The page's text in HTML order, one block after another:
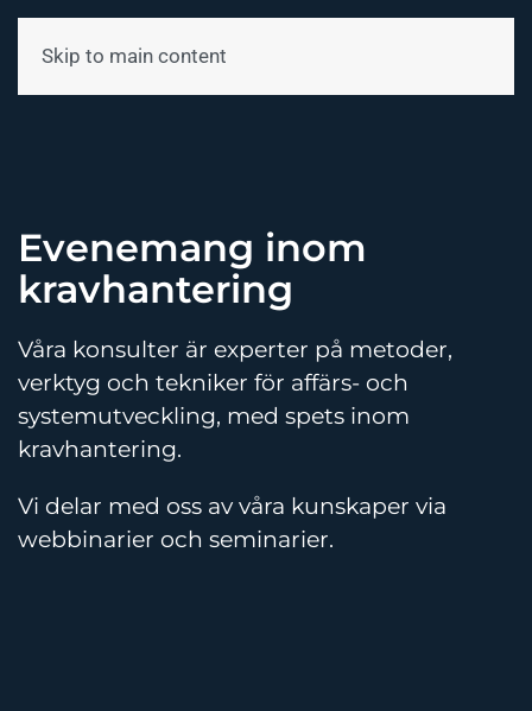
Skip to main content
Evenemang inom
kravhantering
Våra konsulter är experter på metoder,
verktyg och tekniker för affärs- och
systemutveckling, med spets inom
kravhantering.
Vi delar med oss av våra kunskaper via
webbinarier och seminarier.